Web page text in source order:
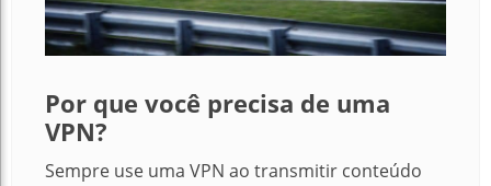
Por que você precisa de uma
VPN?
Sempre use uma VPN ao transmitir conteúdo